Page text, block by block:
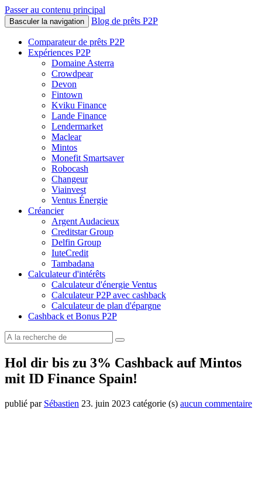
Passer au contenu principal
Basculer la navigation Blog de prêts P2P
Comparateur de prêts P2P
Expériences P2P
Domaine Asterra
Crowdpear
Devon
Fintown
Kviku Finance
Lande Finance
Lendermarket
Maclear
Mintos
Monefit Smartsaver
Robocash
Changeur
Viainvest
Ventus Énergie
Créancier
Argent Audacieux
Creditstar Group
Delfin Group
IuteCredit
Tambadana
Calculateur d'intérêts
Calculateur d'énergie Ventus
Calculateur P2P avec cashback
Calculateur de plan d'épargne
Cashback et Bonus P2P
Hol dir bis zu 3% Cashback auf Mintos
mit ID Finance Spain!
publié par Sébastien 23. juin 2023 catégorie (s) aucun commentaire